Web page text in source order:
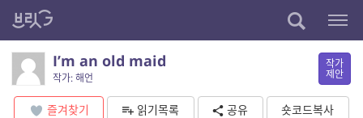
I’m an old maid
작가: 해언
작가
제안
즐겨찾기 읽기목록 공유
숏코드복사